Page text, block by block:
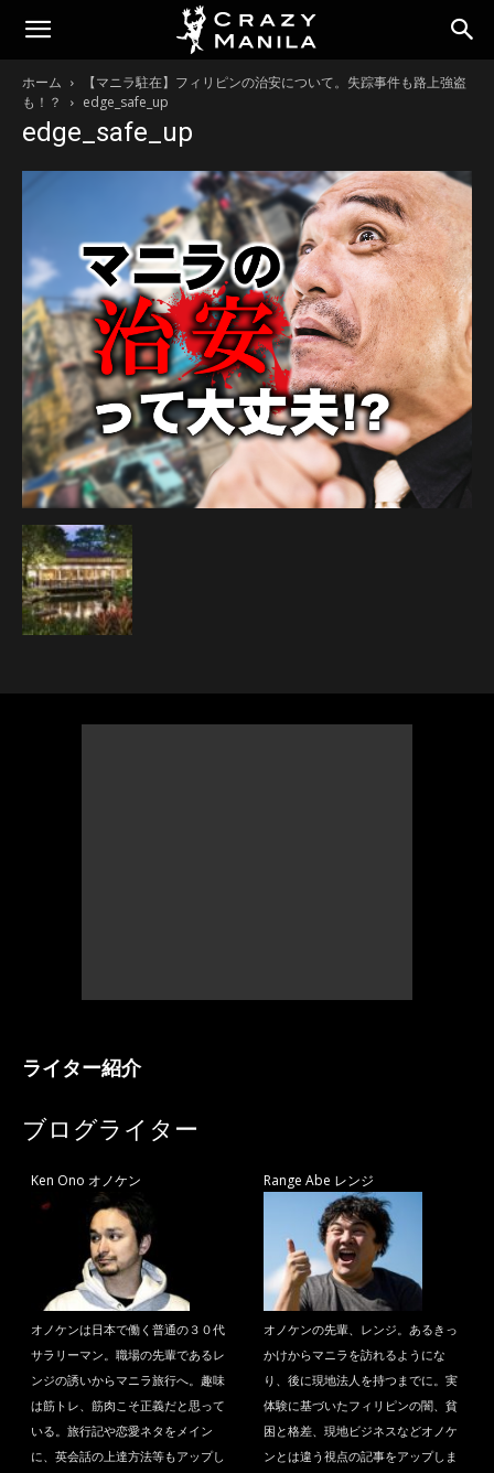
ホーム
【マニラ駐在】フィリピンの治安について。失踪事件も路上強盗
も！？
edge_safe_up
edge_safe_up
ライター紹介
ブログライター
Ken Ono オノケン
オノケンは日本で働く普通の３０代
サラリーマン。職場の先輩であるレ
ンジの誘いからマニラ旅行へ。趣味
は筋トレ、筋肉こそ正義だと思って
いる。旅行記や恋愛ネタをメイン
に、英会話の上達方法等もアップし
Range Abe レンジ
オノケンの先輩、レンジ。あるきっ
かけからマニラを訪れるようにな
り、後に現地法人を持つまでに。実
体験に基づいたフィリピンの闇、貧
困と格差、現地ビジネスなどオノケ
ンとは違う視点の記事をアップしま